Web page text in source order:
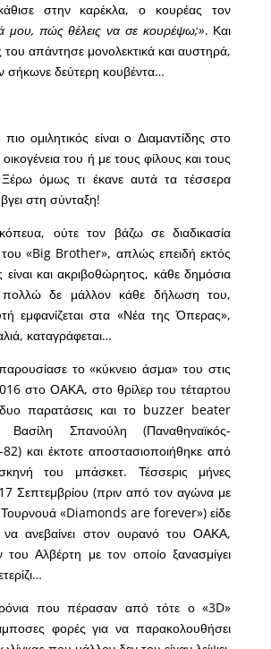
στην καρέκλα, ο κουρέας τον
μου, πώς θέλεις να σε κουρέψω;». Και
του απάντησε μονολεκτικά και αυστηρά,
σήκωνε δεύτερη κουβέντα…
ομιλητικός είναι ο Διαμαντίδης στο
του ή με τους φίλους και τους
Ξέρω όμως τι έκανε αυτά τα τέσσερα
στη σύνταξη!
ούτε τον βάζω σε διαδικασία
«Big Brother», απλώς επειδή εκτός
είναι και ακριβοθώρητος, κάθε δημόσια
πολλώ δε μάλλον κάθε δήλωση του,
εμφανίζεται στα «Νέα της Όπερας»,
καταγράφεται…
το «κύκνειο άσμα» του στις
στο ΟΑΚΑ, στο θρίλερ του τέταρτου
δυο παρατάσεις και το buzzer beater
Βασίλη Σπανούλη (Παναθηναϊκός-
και έκτοτε αποστασιοποιήθηκε από
του μπάσκετ. Τέσσερις μήνες
Σεπτεμβρίου (πριν από τον αγώνα με
«Diamonds are forever») είδε
ανεβαίνει στον ουρανό του ΟΑΚΑ,
Αλβέρτη με τον οποίο ξανασμίγει
που πέρασαν από τότε ο «3D»
φορές για να παρακολουθήσει